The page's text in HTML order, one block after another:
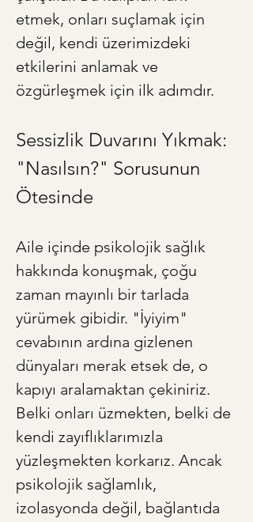
etmek, onları suçlamak için
değil, kendi üzerimizdeki
etkilerini anlamak ve
özgürleşmek için ilk adımdır.
Sessizlik Duvarını Yıkmak:
"Nasılsın?" Sorusunun
Ötesinde
Aile içinde psikolojik sağlık
hakkında konuşmak, çoğu
zaman mayınlı bir tarlada
yürümek gibidir. "İyiyim"
cevabının ardına gizlenen
dünyaları merak etsek de, o
kapıyı aralamaktan çekiniriz.
Belki onları üzmekten, belki de
kendi zayıflıklarımızla
yüzleşmekten korkarız. Ancak
psikolojik sağlamlık,
izolasyonda değil, bağlantıda